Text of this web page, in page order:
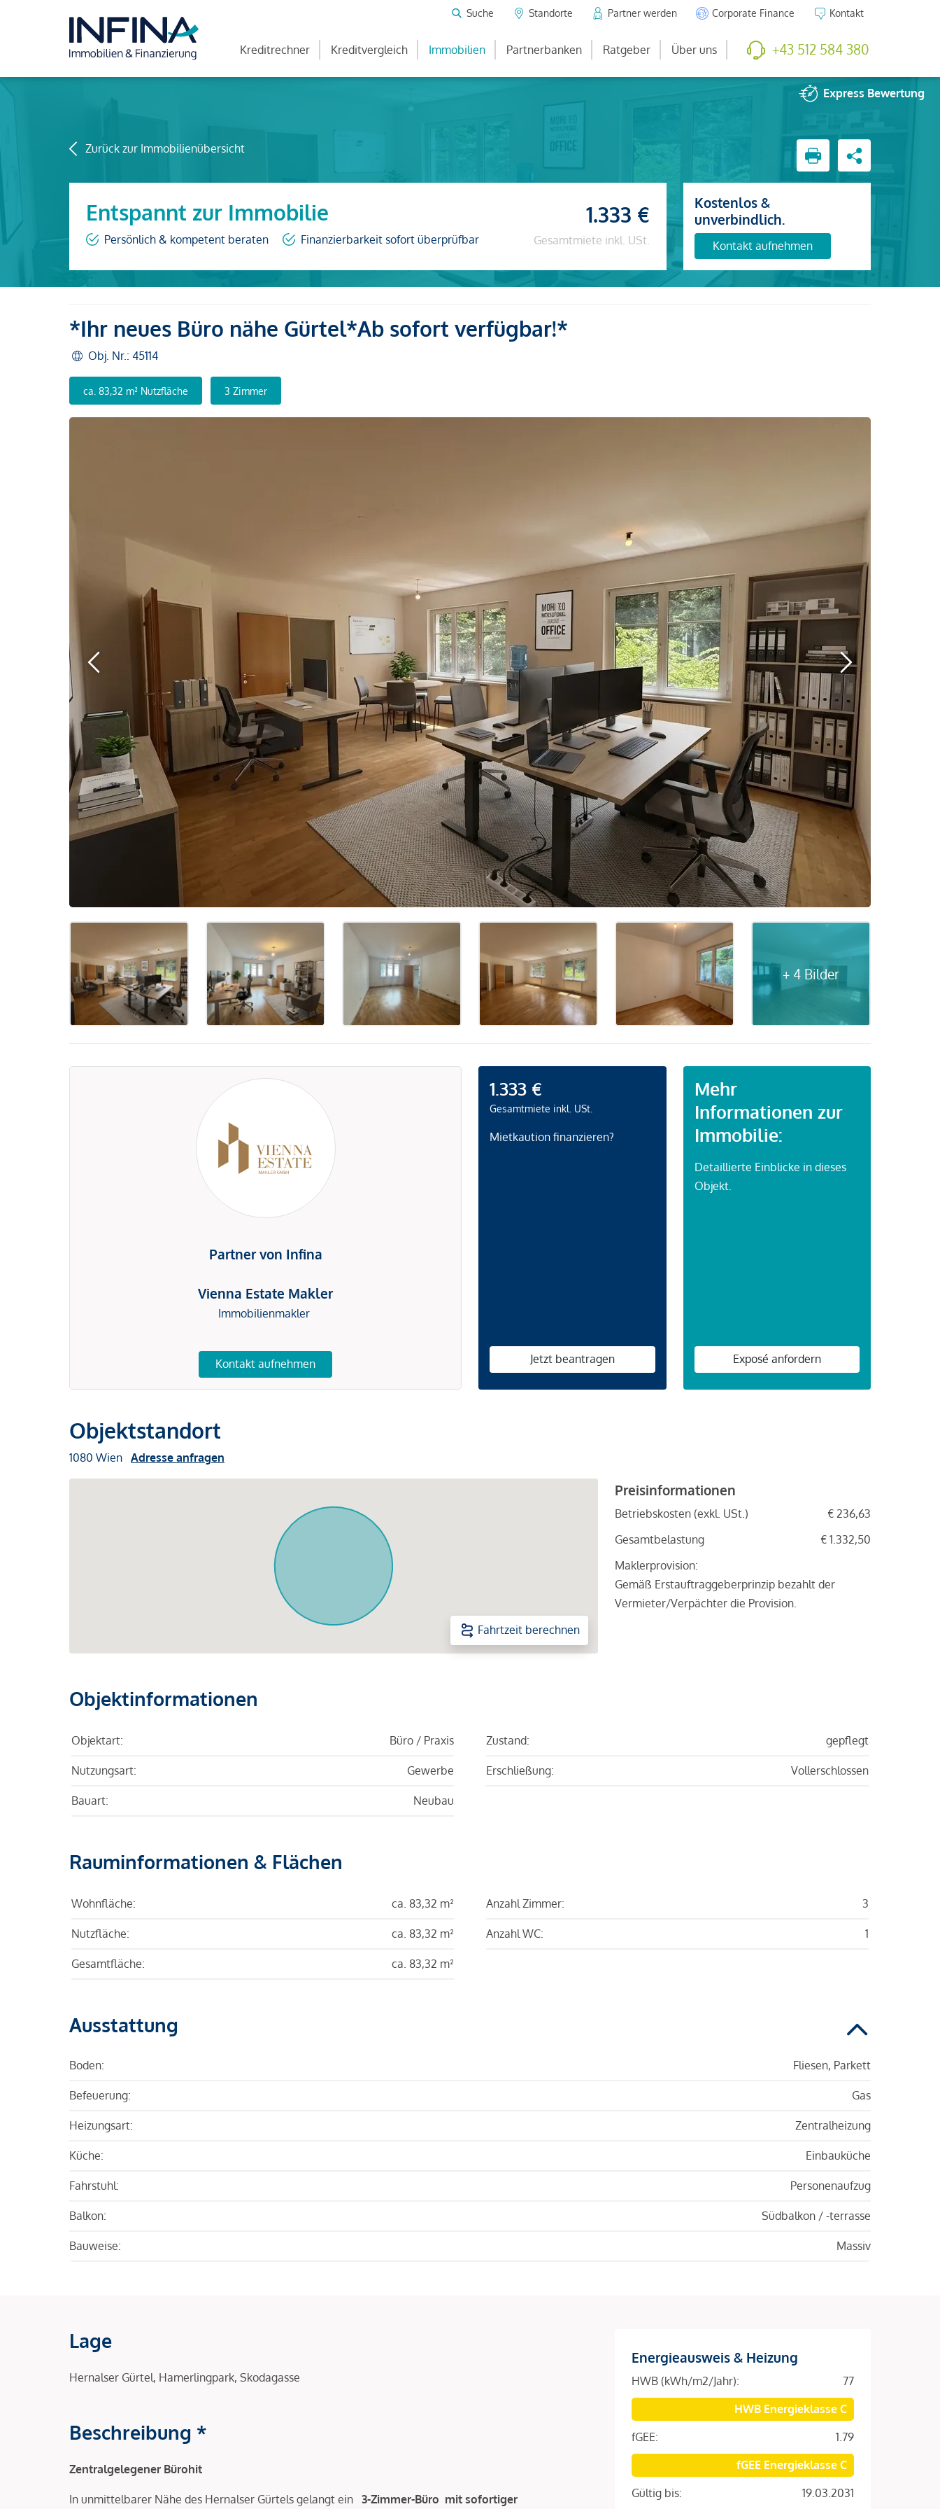
Suche Standorte Partner werden Corporate Finance Kontakt
Kreditrechner Kreditvergleich Immobilien Partnerbanken Ratgeber Über uns +43 512 584 380
Express Bewertung
Zurück zur Immobilienübersicht
Entspannt zur Immobilie
Persönlich & kompetent beraten Finanzierbarkeit sofort überprüfbar
1.333 €
Gesamtmiete inkl. USt.
Kostenlos &
unverbindlich.
Kontakt aufnehmen
+ 4 Bilder
*Ihr neues Büro nähe Gürtel*Ab sofort verfügbar!*
Obj. Nr.: 45114
ca. 83,32 m² Nutzfläche 3 Zimmer
Partner von Infina
Vienna Estate Makler
Immobilienmakler
Kontakt aufnehmen
1.333 €
Gesamtmiete inkl. USt.
Mietkaution finanzieren?
Jetzt beantragen
Mehr
Informationen zur
Immobilie:
Detaillierte Einblicke in dieses
Objekt.
Exposé anfordern
Objektstandort
1080 Wien Adresse anfragen
Fahrtzeit berechnen
Preisinformationen
Betriebskosten (exkl. USt.)
€ 236,63
Gesamtbelastung
€ 1.332,50
Maklerprovision:
Gemäß Erstauftraggeberprinzip bezahlt der
Vermieter/Verpächter die Provision.
Objektinformationen
Objektart: Büro / Praxis
Nutzungsart: Gewerbe
Bauart: Neubau
Zustand: gepflegt
Erschließung: Vollerschlossen
Rauminformationen & Flächen
Wohnfläche: ca. 83,32 m²
Nutzfläche: ca. 83,32 m²
Gesamtfläche: ca. 83,32 m²
Anzahl Zimmer: 3
Anzahl WC: 1
Ausstattung
Boden: Fliesen, Parkett
Befeuerung: Gas
Heizungsart: Zentralheizung
Küche: Einbauküche
Fahrstuhl: Personenaufzug
Balkon: Südbalkon / -terrasse
Bauweise: Massiv
Lage
Hernalser Gürtel, Hamerlingpark, Skodagasse
Beschreibung *
Zentralgelegener Bürohit
In unmittelbarer Nähe des Hernalser Gürtels gelangt ein 3-Zimmer-Büro mit sofortiger
Energieausweis & Heizung
HWB (kWh/m2/Jahr):
77
HWB Energieklasse C
fGEE:
1.79
fGEE Energieklasse C
Gültig bis:
19.03.2031